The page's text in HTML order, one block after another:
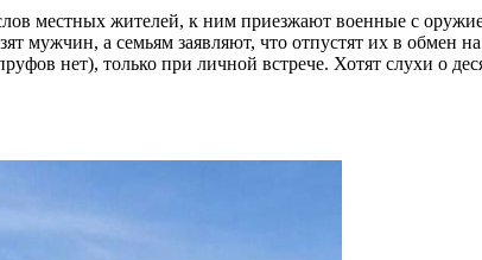
местных жителей, к ним приезжают военные с
мужчин, а семьям заявляют, что отпустят их в обмен
нет), только при личной встрече. Хотят слухи о